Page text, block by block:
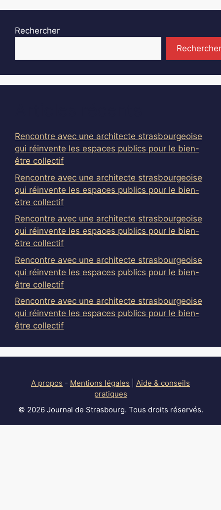
Rechercher
Rechercher
Rencontre avec une architecte strasbourgeoise
qui réinvente les espaces publics pour le bien-
être collectif
Rencontre avec une architecte strasbourgeoise
qui réinvente les espaces publics pour le bien-
être collectif
Rencontre avec une architecte strasbourgeoise
qui réinvente les espaces publics pour le bien-
être collectif
Rencontre avec une architecte strasbourgeoise
qui réinvente les espaces publics pour le bien-
être collectif
Rencontre avec une architecte strasbourgeoise
qui réinvente les espaces publics pour le bien-
être collectif
A propos - Mentions légales
Aide & conseils
pratiques
© 2026 Journal de Strasbourg. Tous droits réservés.